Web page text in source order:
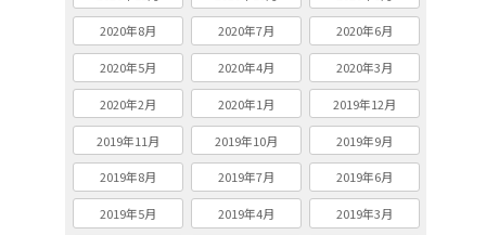
2020年8月 2020年7月 2020年6月
2020年5月 2020年4月 2020年3月
2020年2月 2020年1月 2019年12月
2019年11月 2019年10月 2019年9月
2019年8月 2019年7月 2019年6月
2019年5月 2019年4月 2019年3月